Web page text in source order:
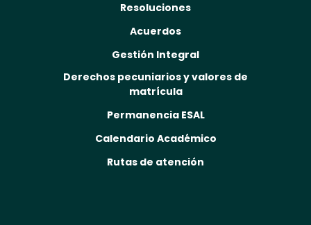
Resoluciones
Acuerdos
Gestión Integral
Derechos pecuniarios y valores de
matrícula
Permanencia ESAL
Calendario Académico
Rutas de atención